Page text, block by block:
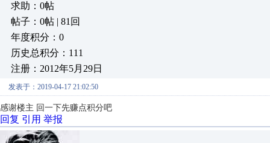
求助：0帖
帖子：0帖 | 81回
年度积分：0
历史总积分：111
注册：2012年5月29日
发表于：2019-04-17 21:02:50
感谢楼主 回一下先赚点积分吧
回复 引用 举报